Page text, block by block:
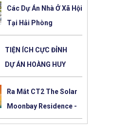
Các Dự Án Nhà Ở Xã Hội
Tại Hải Phòng
TIỆN ÍCH CỰC ĐỈNH
DỰ ÁN HOÀNG HUY
NEW CITY GIAI ĐOẠN 2
Ra Mắt CT2 The Solar
Moonbay Residence -
384 Lê Thánh Tông